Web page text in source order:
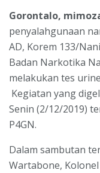
Gorontalo,
penyalahgunaan
AD, Korem 133/
Badan Narkotika
melakukan tes
Kegiatan yang
Senin (2/12/2019)
P4GN.
Dalam sambutan
Wartabone,